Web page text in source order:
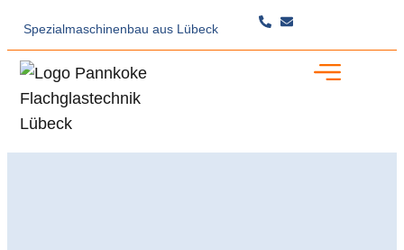
Spezialmaschinenbau aus Lübeck